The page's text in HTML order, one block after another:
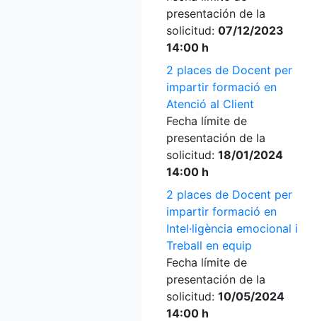
presentación de la
solicitud: 07/12/2023
14:00 h
2 places de Docent per
impartir formació en
Atenció al Client
Fecha límite de
presentación de la
solicitud: 18/01/2024
14:00 h
2 places de Docent per
impartir formació en
Intel·ligència emocional i
Treball en equip
Fecha límite de
presentación de la
solicitud: 10/05/2024
14:00 h